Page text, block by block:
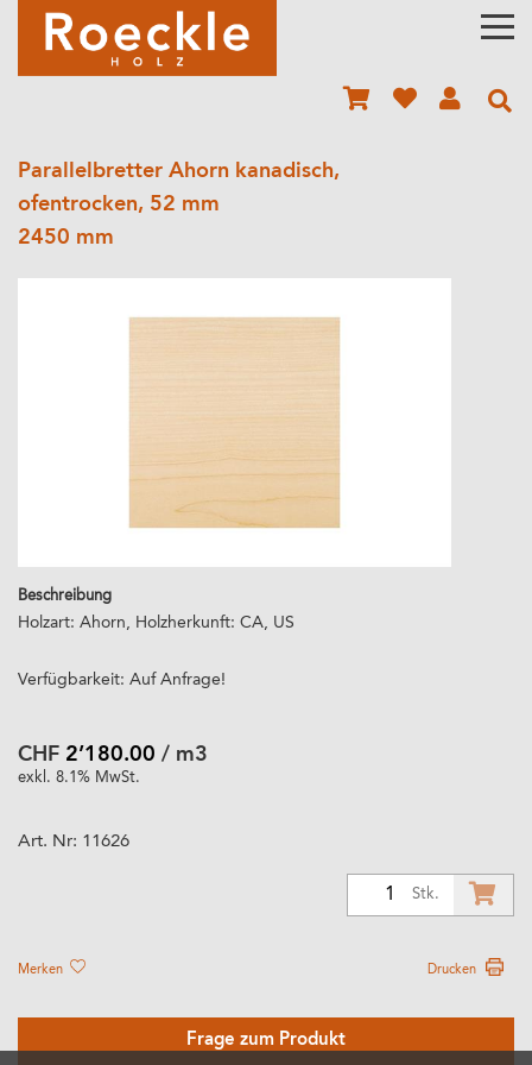
Parallelbretter Ahorn kanadisch,
ofentrocken, 52 mm
2450 mm
Beschreibung
Holzart: Ahorn, Holzherkunft: CA, US
Verfügbarkeit: Auf Anfrage!
CHF 2’180.00 / m3
exkl. 8.1% MwSt.
Art. Nr: 11626
Stk.
Merken Drucken
Frage zum Produkt